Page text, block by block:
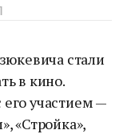
стали
в кино.
участием —
«Стройка»,